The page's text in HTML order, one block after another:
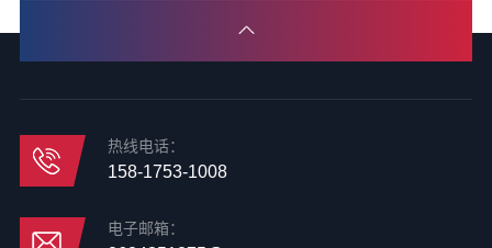
热线电话：
158-1753-1008
电子邮箱：